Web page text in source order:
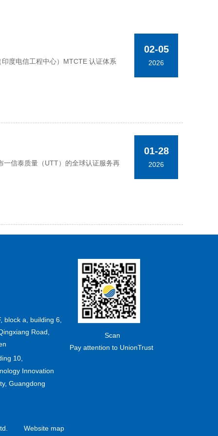
度电信工程中心）MTCTE 认证体系
02-05
2026
一信泰质量（UTT）的全球认证服务再
01-28
2026
block a, building 6,
Road,
10,
Innovation
Guangdong
Scan
Pay attention to UnionTrust
Website map